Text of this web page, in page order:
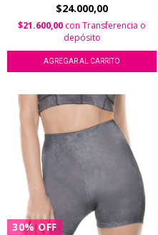
$24.000,00
$21.600,00 con Transferencia o
depósito
AGREGAR AL CARRITO
30%OFF